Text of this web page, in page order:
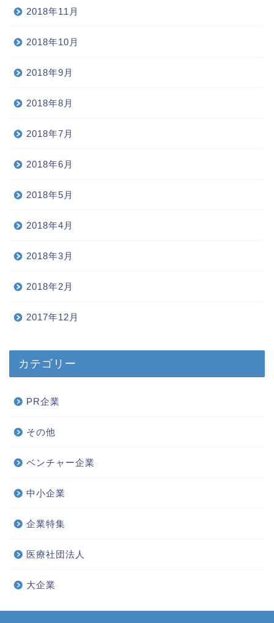
2018年11月
2018年10月
2018年9月
2018年8月
2018年7月
2018年6月
2018年5月
2018年4月
2018年3月
2018年2月
2017年12月
カテゴリー
PR企業
その他
ベンチャー企業
中小企業
企業特集
医療社団法人
大企業